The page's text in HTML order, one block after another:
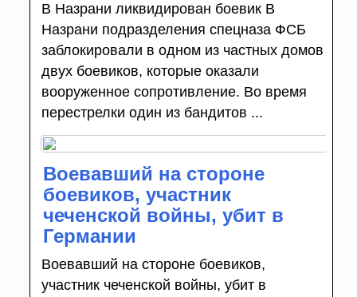
В Назрани ликвидирован боевик В
Назрани подразделения спецназа ФСБ
заблокировали в одном из частных домов
двух боевиков, которые оказали
вооруженное сопротивление. Во время
перестрелки один из бандитов ...
Воевавший на стороне
боевиков, участник
чеченской войны, убит в
Германии
Воевавший на стороне боевиков,
участник чеченской войны, убит в